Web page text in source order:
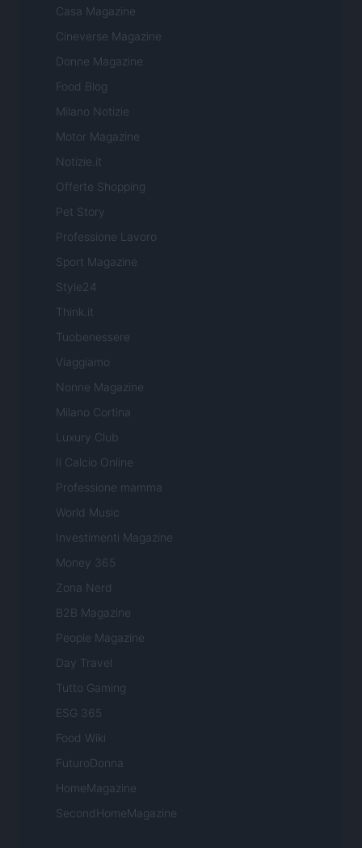
Casa Magazine
Cineverse Magazine
Donne Magazine
Food Blog
Milano Notizie
Motor Magazine
Notizie.it
Offerte Shopping
Pet Story
Professione Lavoro
Sport Magazine
Style24
Think.it
Tuobenessere
Viaggiamo
Nonne Magazine
Milano Cortina
Luxury Club
Il Calcio Online
Professione mamma
World Music
Investimenti Magazine
Money 365
Zona Nerd
B2B Magazine
People Magazine
Day Travel
Tutto Gaming
ESG 365
Food Wiki
FuturoDonna
HomeMagazine
SecondHomeMagazine